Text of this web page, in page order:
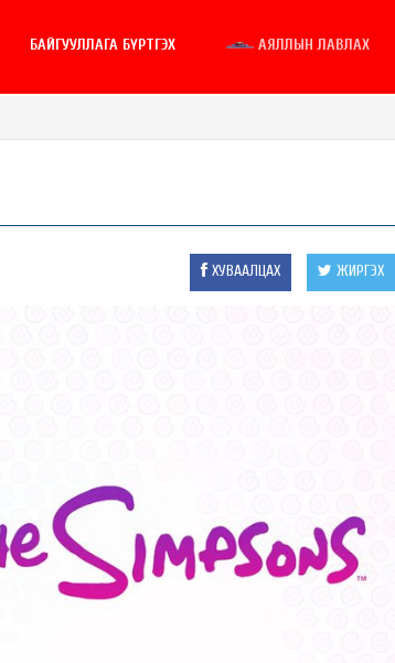
БАЙГУУЛЛАГА БҮРТГЭХ АЯЛЛЫН ЛАВЛАХ
ХУВААЛЦАХ ЖИРГЭХ